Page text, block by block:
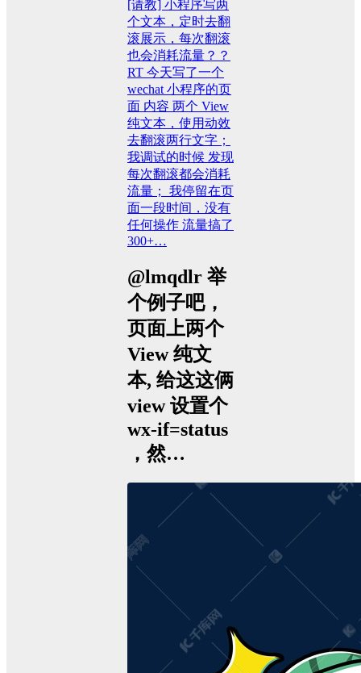
[请教] 小程序写两
个文本，定时去翻
滚展示，每次翻滚
也会消耗流量？？
RT 今天写了一个
wechat 小程序的页
面 内容 两个 View
纯文本，使用动效
去翻滚两行文字；
我调试的时候 发现
每次翻滚都会消耗
流量； 我停留在页
面一段时间，没有
任何操作 流量搞了
300+…
@lmqdlr 举
个例子吧，
页面上两个
View 纯文
本, 给这这俩
view 设置个
wx-if=status
，然…